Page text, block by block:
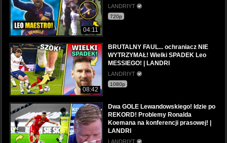
04:11
LANDRIYT
720p
08:42
BRUTALNY FAUL... ochraniacz NIE
WYTRZYMAŁ! Wielki SPADEK Leo
MESSIEGO! | LANDRI
LANDRIYT
1080p
Dwa GOLE Lewandowskiego! Idzie po
REKORD! Problemy Ronalda
Koemana na konferencji prasowej! |
LANDRI
LANDRIYT